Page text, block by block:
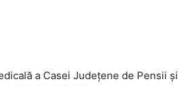
a Casei Județene de Pensii și